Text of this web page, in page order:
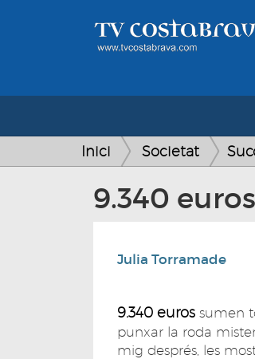
Inici Societat
9.340
Julia Torramade
9.340 euros sumen
punxar la roda
mig després, les